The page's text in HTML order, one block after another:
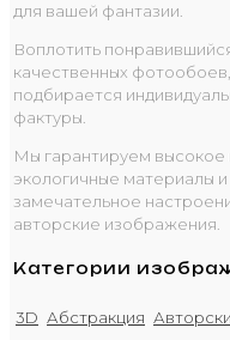
для вашей фантазии.
Воплотить
качественных
подбирается
фактуры.
Мы гарантируем высокое
экологичные материалы
замечательное
авторские изображения.
Категории
3D Абстракция